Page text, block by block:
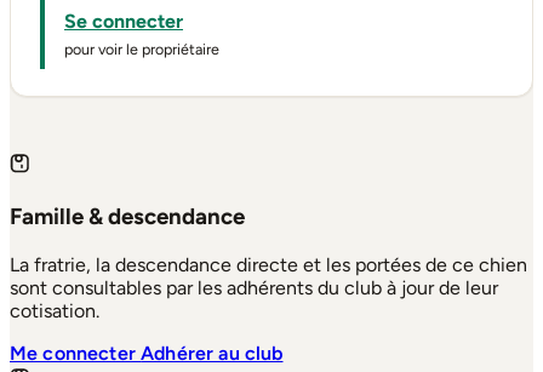
Se connecter
pour voir le propriétaire
Famille & descendance
La fratrie, la descendance directe et les portées de ce chien
sont consultables par les adhérents du club à jour de leur
cotisation.
Me connecterAdhérer au club